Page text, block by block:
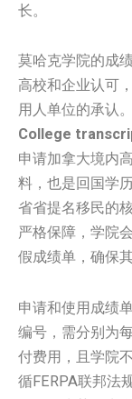
长。
莫哈克学院的成
高校和企业认可
用人单位的承认。
College
申请加拿大境内
料，也是回国学
省省提名移民的
严格保障，学院
假成绩单，确保
申请和使用成绩
编号，需分别为
付费用，且学院
循FERPA联邦法